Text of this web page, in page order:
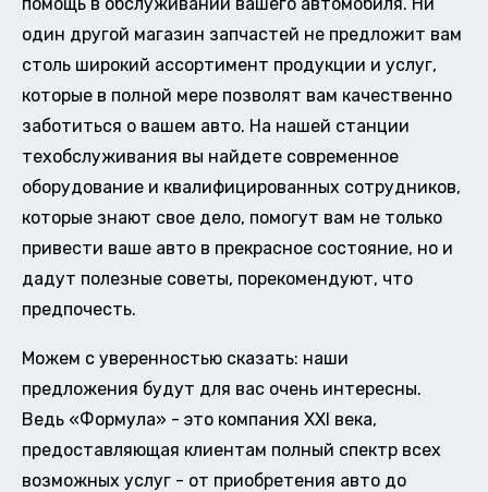
один другой магазин запчастей не предложит вам
столь широкий ассортимент продукции и услуг,
которые в полной мере позволят вам качественно
заботиться о вашем авто. На нашей станции
техобслуживания вы найдете современное
оборудование и квалифицированных сотрудников,
которые знают свое дело, помогут вам не только
привести ваше авто в прекрасное состояние, но и
дадут полезные советы, порекомендуют, что
предпочесть.
Можем с уверенностью сказать: наши
предложения будут для вас очень интересны.
Ведь «Формула» - это компания XXI века,
предоставляющая клиентам полный спектр всех
возможных услуг - от приобретения авто до